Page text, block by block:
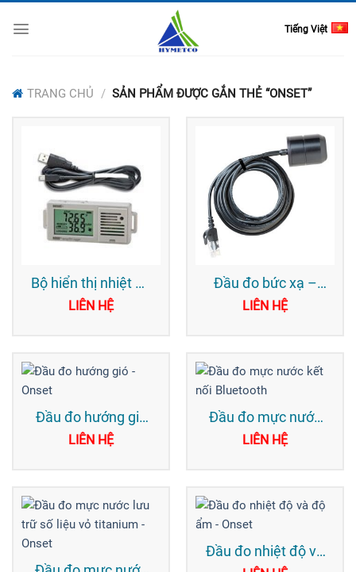
Tiếng Việt
TRANG CHỦ / SẢN PHẨM ĐƯỢC GẮN THẺ “ONSET”
Bộ hiển thị nhiệt độ
và độ ẩm lưu trữ dữ
LIÊN HỆ
Đầu đo bức xạ –
Onset
LIÊN HỆ
Đầu đo hướng gió
– Onset
LIÊN HỆ
Đầu đo mực nước
kết nối Bluetooth
LIÊN HỆ
Đầu đo nhiệt độ và